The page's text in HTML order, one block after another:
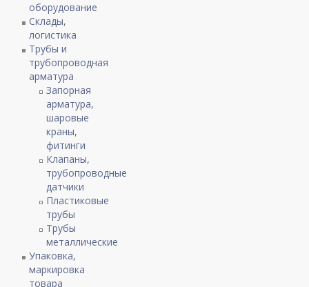
оборудование
Склады,
логистика
Трубы и
трубопроводная
арматура
Запорная
арматура,
шаровые
краны,
фитинги
Клапаны,
трубопроводные
датчики
Пластиковые
трубы
Трубы
металлические
Упаковка,
маркировка
товара